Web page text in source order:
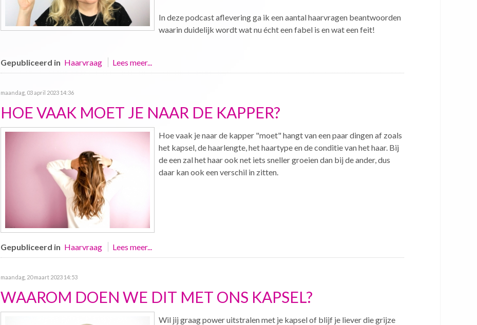
In deze podcast aflevering ga ik een aantal haarvragen beantwoorden
waarin duidelijk wordt wat nu écht een fabel is en wat een feit!
Gepubliceerd in Haarvraag Lees meer...
maandag, 03 april 2023 14:36
HOE VAAK MOET JE NAAR DE KAPPER?
Hoe vaak je naar de kapper "moet" hangt van een paar dingen af zoals
het kapsel, de haarlengte, het haartype en de conditie van het haar. Bij
de een zal het haar ook net iets sneller groeien dan bij de ander, dus
daar kan ook een verschil in zitten.
Gepubliceerd in Haarvraag Lees meer...
maandag, 20 maart 2023 14:53
WAAROM DOEN WE DIT MET ONS KAPSEL?
Wil jij graag power uitstralen met je kapsel of blijf je liever die grijze